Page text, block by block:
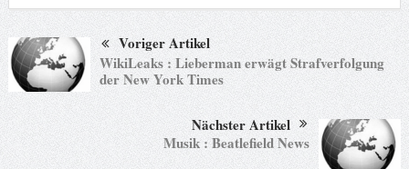
Voriger Artikel
WikiLeaks : Lieberman erwägt Strafverfolgung
der New York Times
Nächster Artikel
Musik : Beatlefield News